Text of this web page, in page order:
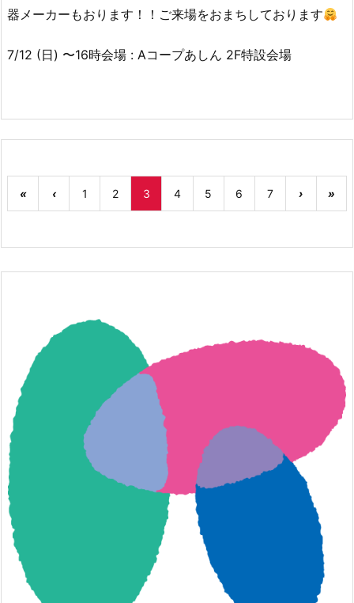
器メーカーもおります！！ご来場をおまちしております
7/12 (日) 〜16時会場 : Aコープあしん 2F特設会場
« ‹ 1 2 3 4 5 6 7 › »